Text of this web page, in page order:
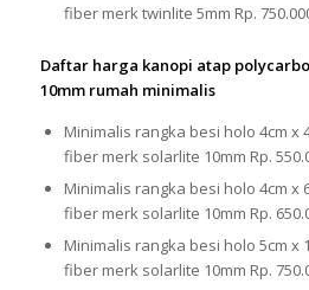
fiber merk twinlite 5mm Rp.
Daftar harga kanopi atap
10mm rumah minimalis
Minimalis rangka besi holo 4cm x
fiber merk solarlite 10mm Rp.
Minimalis rangka besi holo 4cm x
fiber merk solarlite 10mm Rp.
Minimalis rangka besi holo 5cm x
fiber merk solarlite 10mm Rp.